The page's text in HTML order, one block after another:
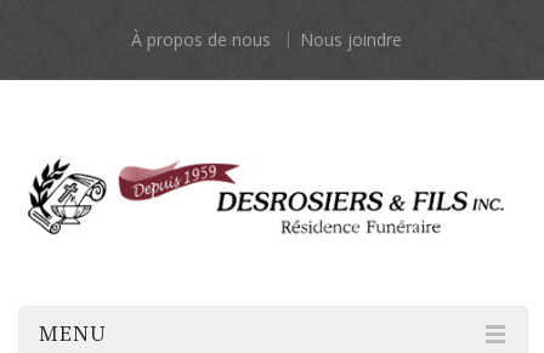
À propos de nous Nous joindre
MENU